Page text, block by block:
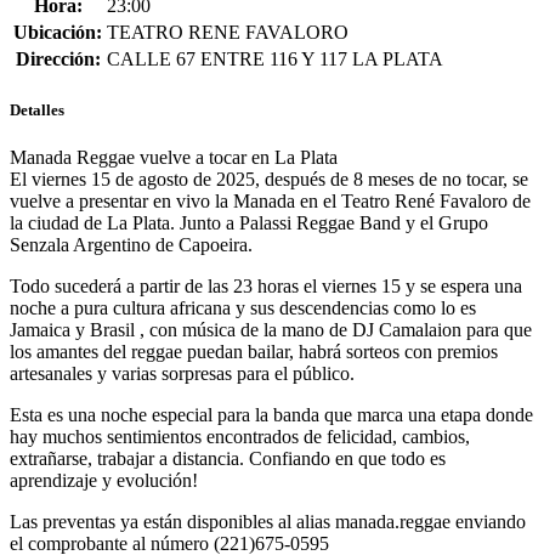
Hora:
23:00
Ubicación: TEATRO RENE FAVALORO
Dirección: CALLE 67 ENTRE 116 Y 117 LA PLATA
Detalles
Manada Reggae vuelve a tocar en La Plata
El viernes 15 de agosto de 2025, después de 8 meses de no tocar, se
vuelve a presentar en vivo la Manada en el Teatro René Favaloro de
la ciudad de La Plata. Junto a Palassi Reggae Band y el Grupo
Senzala Argentino de Capoeira.
Todo sucederá a partir de las 23 horas el viernes 15 y se espera una
noche a pura cultura africana y sus descendencias como lo es
Jamaica y Brasil , con música de la mano de DJ Camalaion para que
los amantes del reggae puedan bailar, habrá sorteos con premios
artesanales y varias sorpresas para el público.
Esta es una noche especial para la banda que marca una etapa donde
hay muchos sentimientos encontrados de felicidad, cambios,
extrañarse, trabajar a distancia. Confiando en que todo es
aprendizaje y evolución!
Las preventas ya están disponibles al alias manada.reggae enviando
el comprobante al número (221)675-0595